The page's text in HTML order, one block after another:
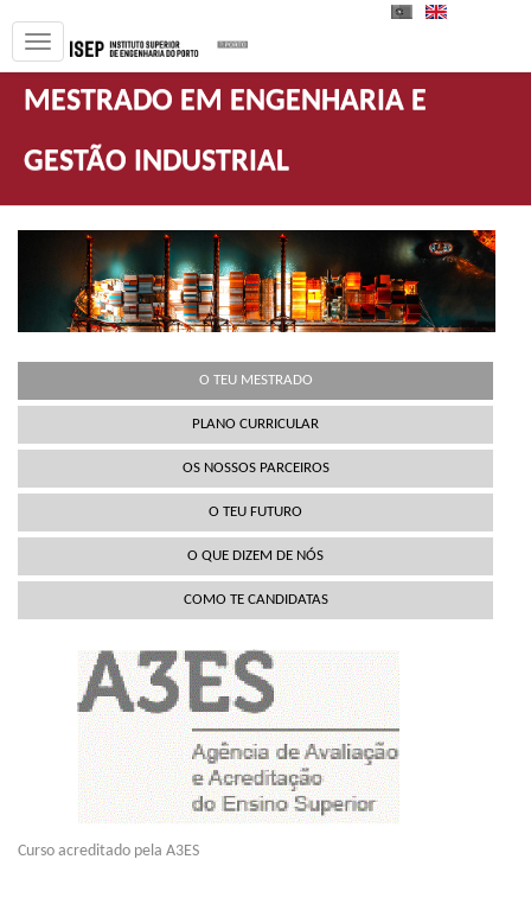
PT
MESTRADO EM ENGENHARIA E
GESTÃO INDUSTRIAL
O TEU MESTRADO
PLANO CURRICULAR
OS NOSSOS PARCEIROS
O TEU FUTURO
O QUE DIZEM DE NÓS
COMO TE CANDIDATAS
Curso acreditado pela A3ES